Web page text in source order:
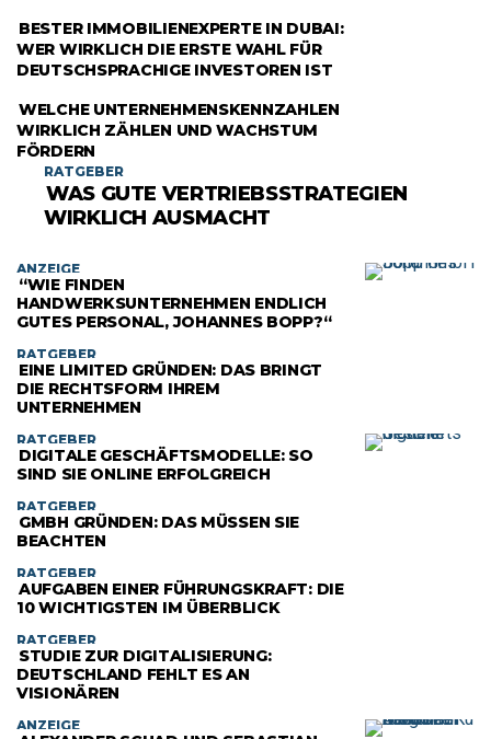
RATGEBER
BESTER IMMOBILIENEXPERTE IN DUBAI:
WER WIRKLICH DIE ERSTE WAHL FÜR
DEUTSCHSPRACHIGE INVESTOREN IST
RATGEBER
WELCHE UNTERNEHMENSKENNZAHLEN
WIRKLICH ZÄHLEN UND WACHSTUM
FÖRDERN
RATGEBER
WAS GUTE VERTRIEBSSTRATEGIEN
WIRKLICH AUSMACHT
ANZEIGE
“WIE FINDEN
HANDWERKSUNTERNEHMEN ENDLICH
GUTES PERSONAL, JOHANNES BOPP?“
RATGEBER
EINE LIMITED GRÜNDEN: DAS BRINGT
DIE RECHTSFORM IHREM
UNTERNEHMEN
RATGEBER
DIGITALE GESCHÄFTSMODELLE: SO
SIND SIE ONLINE ERFOLGREICH
RATGEBER
GMBH GRÜNDEN: DAS MÜSSEN SIE
BEACHTEN
RATGEBER
AUFGABEN EINER FÜHRUNGSKRAFT: DIE
10 WICHTIGSTEN IM ÜBERBLICK
RATGEBER
STUDIE ZUR DIGITALISIERUNG:
DEUTSCHLAND FEHLT ES AN
VISIONÄREN
ANZEIGE